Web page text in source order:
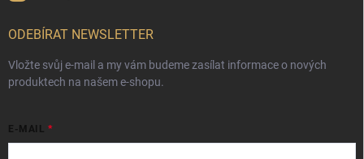
ODEBÍRAT NEWSLETTER
Vložte svůj e-mail a my vám budeme zasílat informace o nových
produktech na našem e-shopu.
E-MAIL